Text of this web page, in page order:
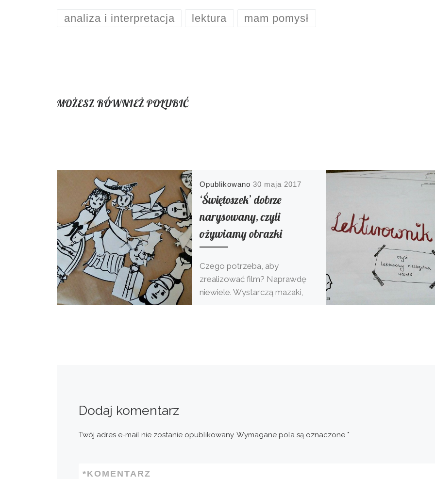
analiza i interpretacja lektura mam pomysł
MOŻESZ RÓWNIEŻ POLUBIĆ
Opublikowano30 maja 2017
‘Świętoszek’ dobrze
narysowany, czyli
ożywiamy obrazki
Czego potrzeba, aby
zrealizować film? Naprawdę
niewiele. Wystarczą mazaki,
Dodaj komentarz
Twój adres e-mail nie zostanie opublikowany. Wymagane pola są oznaczone *
KOMENTARZ
*